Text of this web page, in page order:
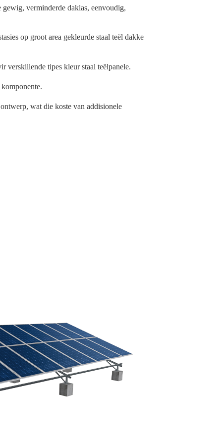
verminderde daklas, eenvoudig,
op groot area gekleurde staal teël dakke
verskillende tipes kleur staal teëlpanele.
wat die koste van addisionele